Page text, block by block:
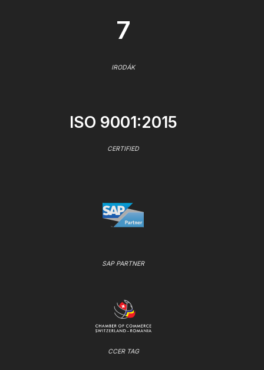
7
IRODÁK
ISO 9001:2015
CERTIFIED
SAP PARTNER
CCER TAG